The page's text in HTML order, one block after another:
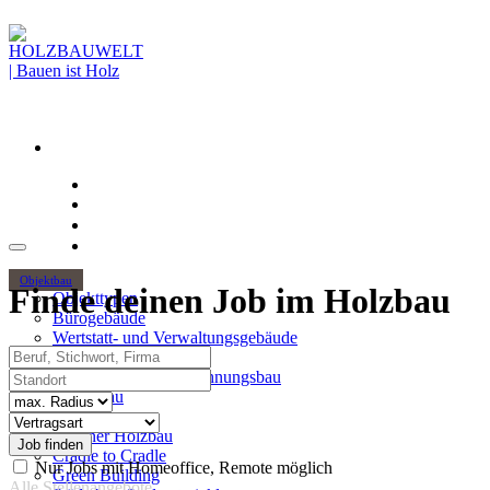
Objektbau
Objekttypen
Bürogebäude
Wertstatt- und Verwaltungsgebäude
Holzhochhäuser
Mehrgeschossiger Wohnungsbau
Hallenbau
Themen
Urbaner Holzbau
Cradle to Cradle
Green Building
Finde deinen Job im Holzbau
Beruf, Stichwort, Firma
Standort
Radius
Vertragsart
Nur Jobs mit Homeoffice, Remote möglich